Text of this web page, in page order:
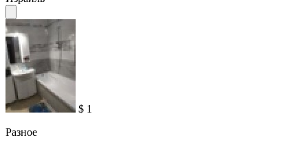
$ 1
Разное